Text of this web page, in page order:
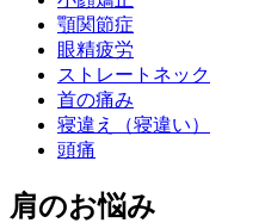
顎関節症
眼精疲労
ストレートネック
首の痛み
寝違え（寝違い）
頭痛
肩のお悩み